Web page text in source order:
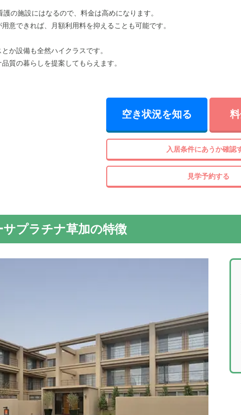
護の施設にはなるので、料金は高めになります。
意できれば、月額利用料を抑えることも可能です。
か設備も全然ハイクラスです。
質の暮らしを提案してもらえます。
空き状況を知る
入居条件にあうか確認
見学予約する
サプラチナ草加の特徴